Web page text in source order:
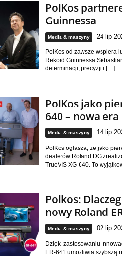
PolKos
Guinnessa
Media & maszyny 24 lip
PolKos od zawsze wspiera
Rekord Guinnessa
determinacji, precyzji i […]
PolKos jako
640 – nowa
Media & maszyny 14 lip
PolKos ogłasza, że jako
dealerów Roland DG
TrueVIS XG-640. To
Polkos:
nowy Roland
Media & maszyny 02 lip
Dzięki zastosowaniu
ER-641 umożliwia szybszą